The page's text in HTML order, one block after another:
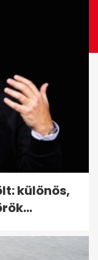
is
a
különös,